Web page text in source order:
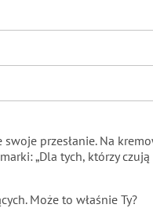
przesłanie. Na
„Dla tych, którzy
Może to właśnie Ty?